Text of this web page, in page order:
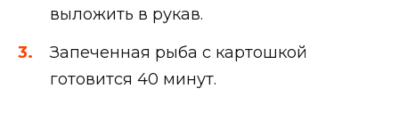
выложить в рукав.
Запеченная рыба с картошкой
готовится 40 минут.